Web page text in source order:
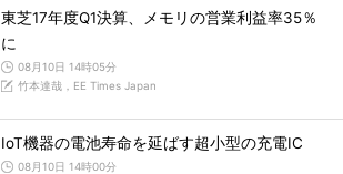
東芝17年度Q1決算、メモリの営業利益率35％
に
08月10日 14時05分
竹本達哉，EE Times Japan
IoT機器の電池寿命を延ばす超小型の充電IC
08月10日 14時00分